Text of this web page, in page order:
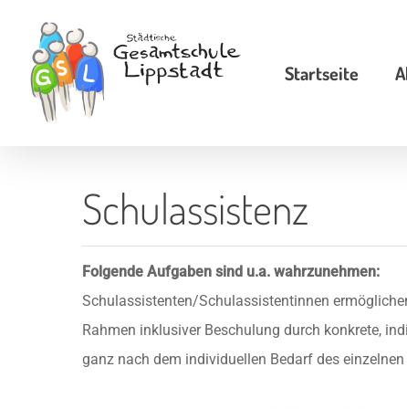
main
content
Startseite
Schulassistenz
Folgende Aufgaben sind u.a. wahrzunehmen:
Schulassistenten/Schulassistentinnen
Rahmen inklusiver Beschulung durch konkrete,
ganz nach dem individuellen Bedarf des